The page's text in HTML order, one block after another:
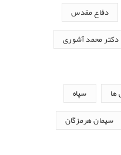
دفاع مقدس
دکتر محمد آشوری
ها سپاه
سیمان هرمزگان